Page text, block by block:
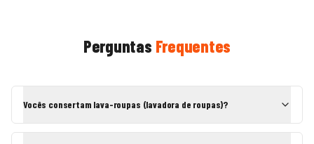
Perguntas Frequentes
Vocês consertam lava-roupas (lavadora de roupas)?